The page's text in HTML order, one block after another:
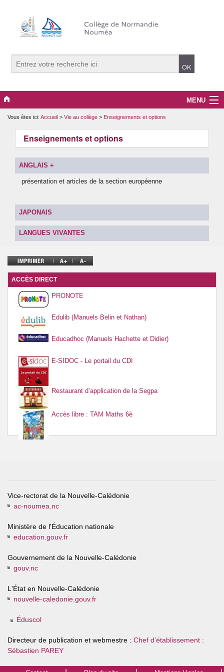
MENU
Archives
Associations
Bien-être
Normandie signe avec nous !
Orientation
Ressources par matière
Vie au collège
Vous êtes ici: Accueil > Vie au collège > Enseignements et options
Enseignements et options
ANGLAIS +
présentation et articles de la section européenne
JAPONAIS
LANGUES VIVANTES
ACCÈS DIRECT
PRONOTE
Edulib (Manuels Belin et Nathan)
Educadhoc (Manuels Hachette et Didier)
E-SIDOC - Le portail du CDI
Restaurant d’application de la Segpa
Accès libre : TAM Maths 6è
Vice-rectorat de la Nouvelle-Calédonie
ac-noumea.nc
Ministère de l'Éducation nationale
education.gouv.fr
Gouvernement de la Nouvelle-Calédonie
gouv.nc
L'État en Nouvelle-Calédonie
nouvelle-caledonie.gouv.fr
Éduscol
Directeur de publication et webmestre : Chef d’établissement :
Sébastien PAREY